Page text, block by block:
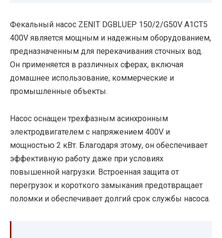
Фекальный насос ZENIT DGBLUEP 150/2/G50V A1CT5
400V является мощным и надежным оборудованием,
предназначенным для перекачивания сточных вод.
Он применяется в различных сферах, включая
домашнее использование, коммерческие и
промышленные объекты.
Насос оснащен трехфазным асинхронным
электродвигателем с напряжением 400V и
мощностью 2 кВт. Благодаря этому, он обеспечивает
эффективную работу даже при условиях
повышенной нагрузки. Встроенная защита от
перегрузок и короткого замыкания предотвращает
поломки и обеспечивает долгий срок службы насоса.